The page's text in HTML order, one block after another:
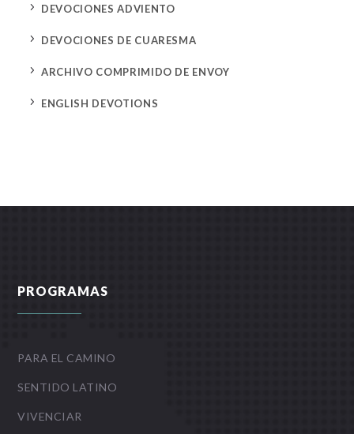
5 DEVOCIONES ADVIENTO
5 DEVOCIONES DE CUARESMA
5 ARCHIVO COMPRIMIDO DE ENVOY
5 ENGLISH DEVOTIONS
PROGRAMAS
PARA EL CAMINO
SENTIDO LATINO
VIVENCIAR